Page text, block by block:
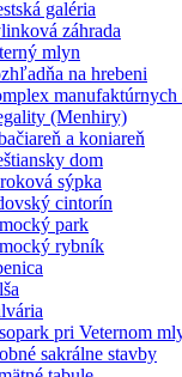
galéria
záhrada
mlyn
na hrebeni
manufaktúrnych
(Menhiry)
a koniareň
dom
sýpka
cintorín
park
rybník
pri Veternom
sakrálne stavby